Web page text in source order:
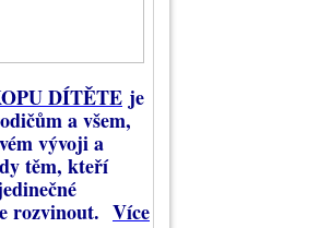
DÍTĚTE je
a všem,
vývoji a
těm, kteří
rozvinout. Více